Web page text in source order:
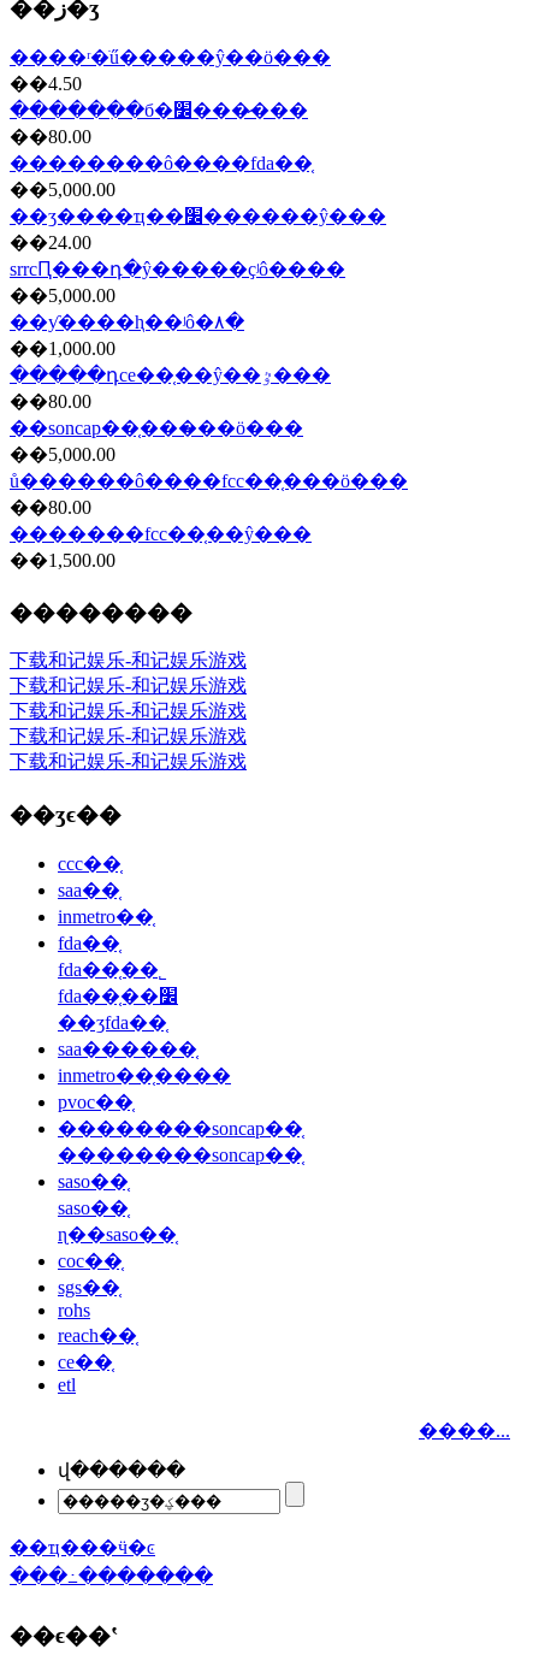
��ز�ʒ
����ʳ�ֺű�����ŷ��ö���
��4.50
������ִ�б�׼���̷���
��80.00
��������ô����fda��֤
��5,000.00
��ʒ����ҵ��׼������ŷ���
��24.00
srrcԤ���դ�ŷ�����ҫʲô����
��5,000.00
��ƴ����ⱨ��ʲô�۸�
��1,000.00
�����դce��֤��ŷ��ٷ���
��80.00
��soncap��֤���̷��ö���
��5,000.00
ů������ô����fcc��֤���ö���
��80.00
�������fcc��֤��ŷ���
��1,500.00
��������
下载和记娱乐-和记娱乐游戏
下载和记娱乐-和记娱乐游戏
下载和记娱乐-和记娱乐游戏
下载和记娱乐-和记娱乐游戏
下载和记娱乐-和记娱乐游戏
��ʒϵ��
ccc��֤
saa��֤
inmetro��֤
fda��֤
fda��֤��˾
fda��֤��׼
��ʒfda��֤
saa������֤
inmetro��֤����
pvoc��֤
��������soncap��֤
��������soncap��֤
saso��֤
saso��֤
ɳ��saso��֤
coc��֤
sgs��֤
rohs
reach��֤
ce��֤
etl
����...
վ������
��ҵ���ӵ�ͼ
���߸�������
��ϵ��ʽ